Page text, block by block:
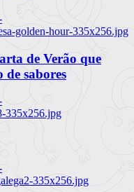
golden-hour-335x256.jpg
de Verão que
de sabores
335x256.jpg
335x256.jpg